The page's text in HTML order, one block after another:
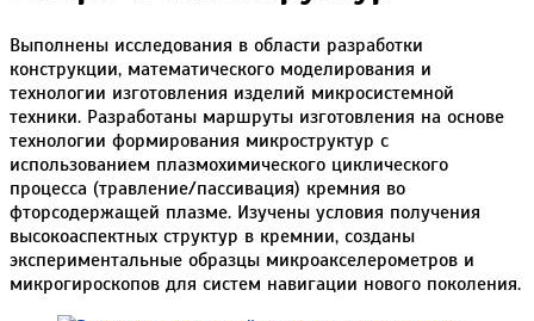
Выполнены исследования в области разработки
конструкции, математического моделирования и
технологии изготовления изделий микросистемной
техники. Разработаны маршруты изготовления на основе
технологии формирования микроструктур с
использованием плазмохимического циклического
процесса (травление/пассивация) кремния во
фторсодержащей плазме. Изучены условия получения
высокоаспектных структур в кремнии, созданы
экспериментальные образцы микроакселерометров и
микрогироскопов для систем навигации нового поколения.